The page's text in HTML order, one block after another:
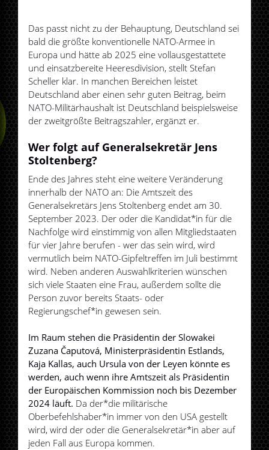
Das passt nicht zu der Behauptung, Deutschland sei
bald die größte konventionelle NATO-Armee in
Europa und hätte ab 2025 eine vollausgestattete
und einsatzbereite Heeresdivision, stellt Stefan
Scheller klar. In manchen Bereichen leistet
Deutschland aber einen sehr guten Beitrag, beim
NATO-Militärhaushalt ist Deutschland beispielsweise
der zweitgrößte Beitragszahler, ergänzt er.
Wer folgt auf Generalsekretär Jens
Stoltenberg?
Ende des Jahres steht eine weitere Veränderung
innerhalb der NATO an: Die Amtszeit des
Generalsekretärs Jens Stoltenberg endet am 30.
September 2023. Der oder die Kandidat*in für die
Nachfolge wird einstimmig von allen Mitgliedstaaten
für vier Jahre berufen - wer das sein wird, wird
vermutlich beim NATO-Gipfeltreffen im Juli bestimmt
wird. Neben anderen Auswahlkriterien wünschen
sich viele Staaten eine Frau, außerdem sollte die
Person zuvor bereits Staats- oder
Regierungschef*in gewesen sein.
Im Raum stehen die Präsidentin der Slowakei
Zuzana Čaputová, Ministerpräsidentin Estlands,
Kaja Kallas, auch Ursula von der Leyen könnte es
werden, auch wenn ihre Amtszeit als Präsidentin
der Europäischen Kommission noch bis Dezember
2024 läuft. Da der*die militärische
Oberbefehlshaber*in immer von den USA gestellt
wird, wird der oder die Generalsekretär*in aber auf
jeden Fall aus Europa kommen.